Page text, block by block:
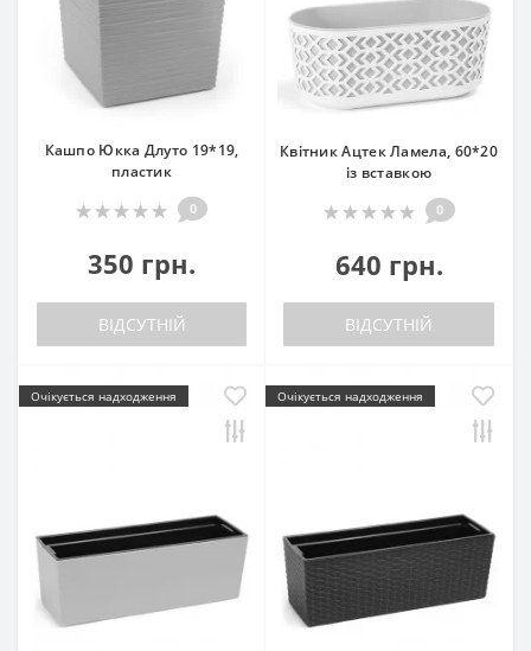
Кашпо Юкка Длуто 19*19,
пластик
0
350 грн.
ВІДСУТНІЙ
Квітник Ацтек Ламела, 60*20
із вставкою
0
640 грн.
ВІДСУТНІЙ
Очікується надходження Очікується надходження